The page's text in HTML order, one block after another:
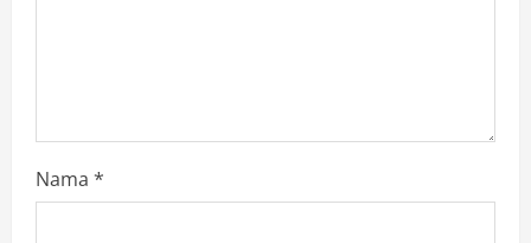
Nama *